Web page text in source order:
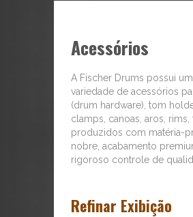
Acessórios
A Fischer Drums possui
variedade de acessórios
(drum hardware), tom
clamps, canoas, aros,
produzidos com matéria-
nobre, acabamento
rigoroso controle de
Refinar Exibição